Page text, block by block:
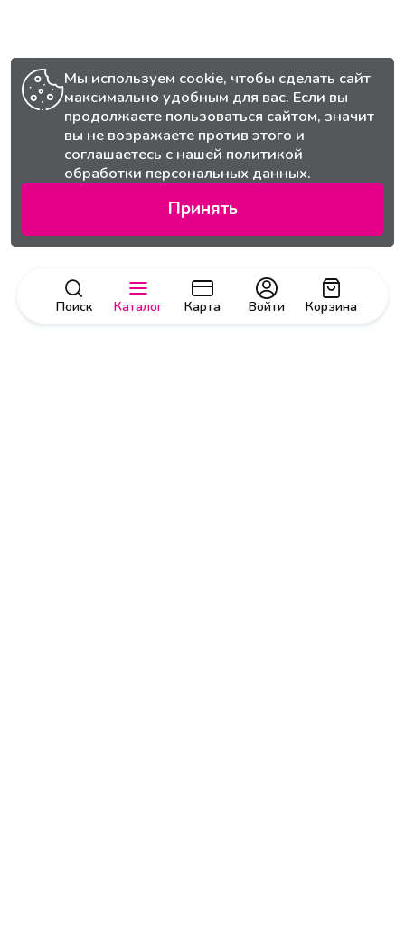
Поиск Каталог Карта Корзина
Войти
Мы используем cookie, чтобы сделать сайт
максимально удобным для вас. Если вы
продолжаете пользоваться сайтом, значит
вы не возражаете против этого и
соглашаетесь с нашей политикой
обработки персональных данных.
Принять